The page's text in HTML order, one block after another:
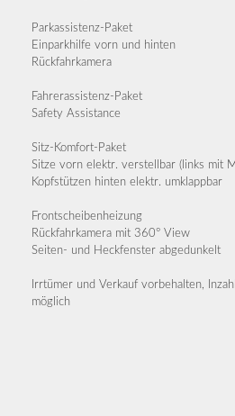
Parkassistenz-Paket
Einparkhilfe vorn und hinten
Rückfahrkamera
Fahrerassistenz-Paket
Safety Assistance
Sitz-Komfort-Paket
Sitze vorn elektr. verstellbar (links mit
Kopfstützen hinten elektr. umklappbar
Frontscheibenheizung
Rückfahrkamera mit 360° View
Seiten- und Heckfenster abgedunkelt
Irrtümer und Verkauf vorbehalten,
möglich